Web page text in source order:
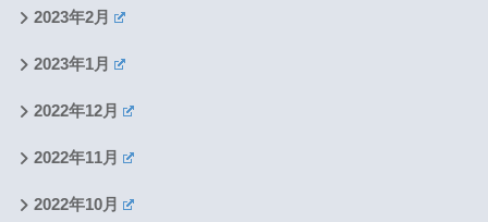
2023年2月
2023年1月
2022年12月
2022年11月
2022年10月